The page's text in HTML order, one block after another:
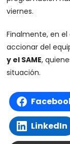
viernes.
Finalmente, en
accionar del
y el SAME,
situación.
LinkedIn